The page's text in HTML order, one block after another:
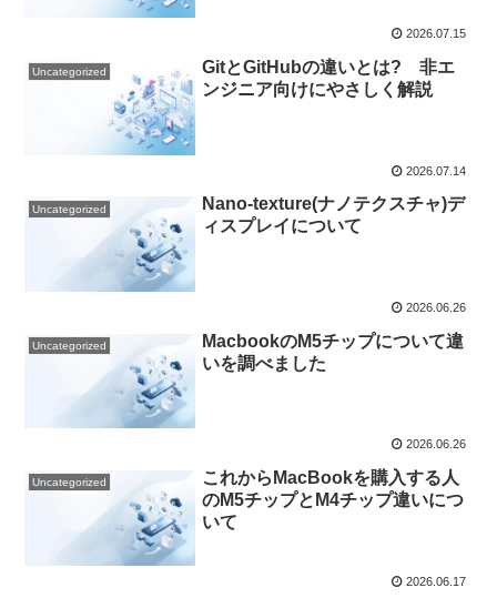
2026.07.15
Uncategorized
GitとGitHubの違いとは? 非エ
ンジニア向けにやさしく解説
2026.07.14
Uncategorized
Nano-texture(ナノテクスチャ)デ
ィスプレイについて
2026.06.26
Uncategorized
MacbookのM5チップについて違
いを調べました
2026.06.26
Uncategorized
これからMacBookを購入する人
のM5チップとM4チップ違いにつ
いて
2026.06.17